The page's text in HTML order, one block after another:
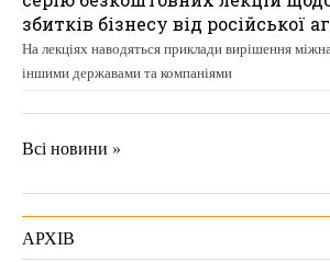
збитків бізнесу від російської
На лекціях наводяться приклади вирішення
іншими державами та компаніями
Всі новини »
АРХІВ